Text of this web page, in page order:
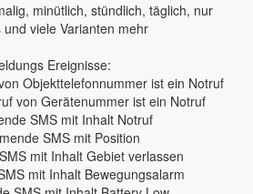
minütlich, stündlich, täglich, nur
und viele Varianten mehr
Ereignisse:
Objekttelefonnummer ist ein Notruf
von Gerätenummer ist ein Notruf
SMS mit Inhalt Notruf
SMS mit Position
mit Inhalt Gebiet verlassen
mit Inhalt Bewegungsalarm